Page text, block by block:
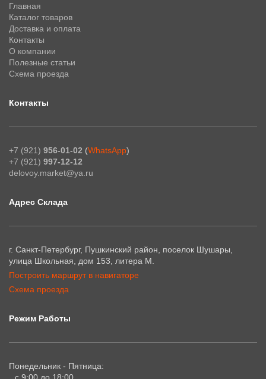
Главная
Каталог товаров
Доставка и оплата
Контакты
О компании
Полезные статьи
Схема проезда
Контакты
+7 (921) 956-01-02 (WhatsApp)
+7 (921) 997-12-12
delovoy.market@ya.ru
Адрес Склада
г. Санкт-Петербург, Пушкинский район, поселок Шушары,
улица Школьная, дом 153, литера М.
Построить маршрут в навигаторе
Схема проезда
Режим Работы
Понедельник - Пятница: